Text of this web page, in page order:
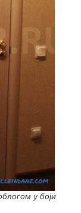
у боји